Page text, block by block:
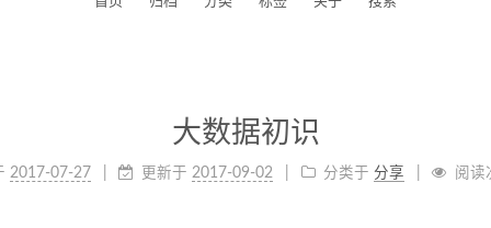
大数据初识
2017-07-27 更新于 2017-09-02 分类于 分享 阅读